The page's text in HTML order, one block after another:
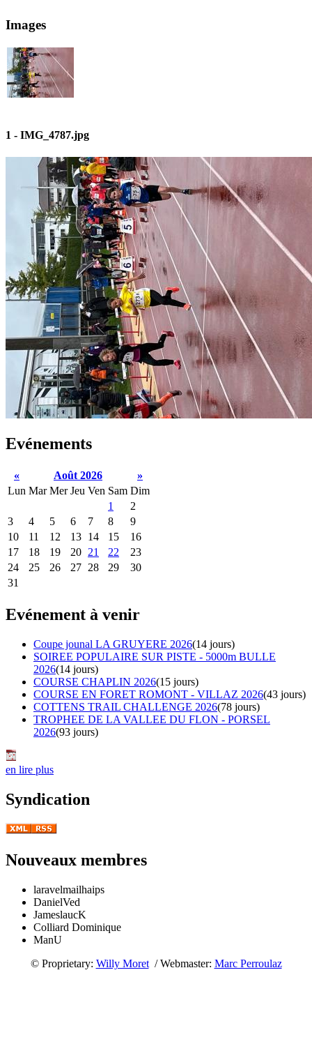
Images
1 - IMG_4787.jpg
Evénements
« Août 2026
»
Lun Mar Mer Jeu Ven Sam Dim
1
2
3
4 5 6 7 8
9
10
11 12 13 14 15
16
17
18 19 20 21 22
23
24
25 26 27 28 29
30
31
Evénement à venir
Coupe jounal LA GRUYERE 2026(14 jours)
SOIREE POPULAIRE SUR PISTE - 5000m BULLE
2026(14 jours)
COURSE CHAPLIN 2026(15 jours)
COURSE EN FORET ROMONT - VILLAZ 2026(43 jours)
COTTENS TRAIL CHALLENGE 2026(78 jours)
TROPHEE DE LA VALLEE DU FLON - PORSEL
2026(93 jours)
en lire plus
Syndication
Nouveaux membres
laravelmailhaips
DanielVed
JameslaucK
Colliard Dominique
ManU
© Proprietary: Willy Moret/ Webmaster: Marc Perroulaz